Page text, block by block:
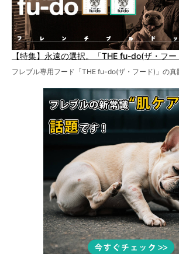
【特集】永遠の選択。「THE fu-do(ザ・フー
フレブル専用フード「THE fu-do(ザ・フード)」の真